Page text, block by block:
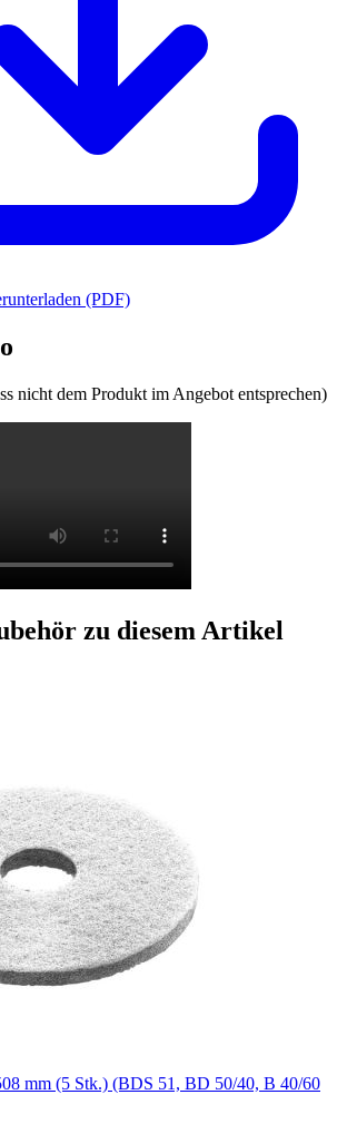
(PDF)
nicht dem Produkt im Angebot entsprechen)
zu diesem Artikel
mm (5 Stk.) (BDS 51, BD 50/40, B 40/60